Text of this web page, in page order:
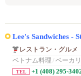
Lee's Sandwiches -
レストラン・グルメ
ベトナム料理 / ベーカ
TEL +1 (408) 295-